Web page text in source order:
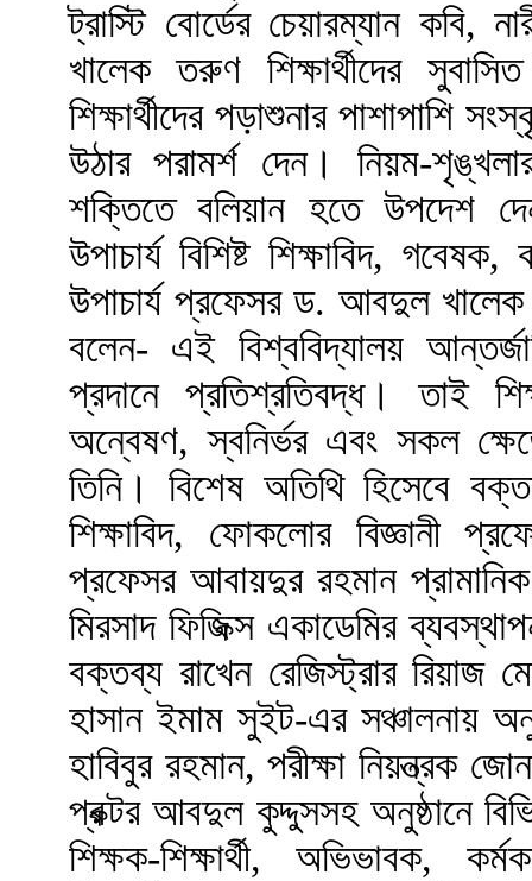
ট্রাস্টি বোর্ডের চেয়ারম্যান কবি,
খালেক তরুণ শিক্ষার্থীদের
শিক্ষার্থীদের পড়াশুনার পাশাপাশি
উঠার পরামর্শ দেন। নিয়ম-
শক্তিতে বলিয়ান হতে উপদেশ
উপাচার্য বিশিষ্ট শিক্ষাবিদ,
উপাচার্য প্রফেসর ড. আবদুল খালেক
বলেন- এই বিশ্ববিদ্যালয়
প্রদানে প্রতিশ্রতিবদ্ধ। তাই
অন্বেষণ, স্বনির্ভর এবং সকল
তিনি। বিশেষ অতিথি হিসেবে
শিক্ষাবিদ, ফোকলোর বিজ্ঞানী
প্রফেসর আবায়দুর রহমান
মিরসাদ ফিজিক্স একাডেমির
বক্তব্য রাখেন রেজিস্ট্রার রিয়াজ
হাসান ইমাম সুইট-এর সঞ্চালনায়
হাবিবুর রহমান, পরীক্ষা নিয়ন্ত্রক
প্রক্টর আবদুল কুদ্দুসসহ অনুষ্ঠানে
শিক্ষক-শিক্ষার্থী, অভিভাবক,